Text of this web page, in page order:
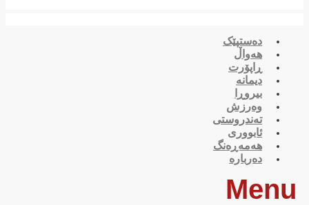
دەستپێک
هەواڵ
ڕاپۆرت
دیمانە
بیروڕا
وەرزش
تەندروستی
ئابووری
هەمەڕەنگ
دەربارە
Menu